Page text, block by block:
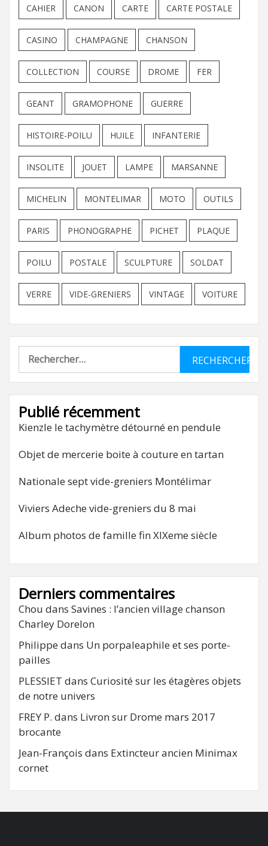
CAHIER CANON CARTE CARTE POSTALE
CASINO CHAMPAGNE CHANSON
COLLECTION COURSE DROME FER
GEANT GRAMOPHONE GUERRE
HISTOIRE-POILU HUILE INFANTERIE
INSOLITE JOUET LAMPE MARSANNE
MICHELIN MONTELIMAR MOTO OUTILS
PARIS PHONOGRAPHE PICHET PLAQUE
POILU POSTALE SCULPTURE SOLDAT
VERRE VIDE-GRENIERS VINTAGE VOITURE
Rechercher :
Publié récemment
Kienzle le tachymètre détourné en pendule
Objet de mercerie boite à couture en tartan
Nationale sept vide-greniers Montélimar
Viviers Adeche vide-greniers du 8 mai
Album photos de famille fin XIXeme siècle
Derniers commentaires
Chou dans Savines : l’ancien village chanson
Charley Dorelon
Philippe dans Un porpaleaphile et ses porte-
pailles
PLESSIET dans Curiosité sur les étagères objets
de notre univers
FREY P. dans Livron sur Drome mars 2017
brocante
Jean-François dans Extincteur ancien Minimax
cornet